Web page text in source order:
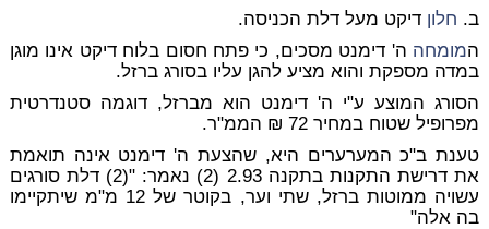
ב. חלון דיקט מעל דלת הכניסה.
המומחה ה' דימנט מסכים, כי פתח חסום בלוח דיקט אינו מוגן
במדה מספקת והוא מציע להגן עליו בסורג ברזל.
הסורג המוצע ע"י ה' דימנט הוא מברזל, דוגמה סטנדרטית
מפרופיל שטוח במחיר 72 ₪ הממ"ר.
טענת ב"כ המערערים היא, שהצעת ה' דימנט אינה תואמת
את דרישת התקנות בתקנה 2.93 (2) נאמר: "(2) דלת סורגים
עשויה ממוטות ברזל, שתי וער, בקוטר של 12 מ"מ שיתקיימו
בה אלה"